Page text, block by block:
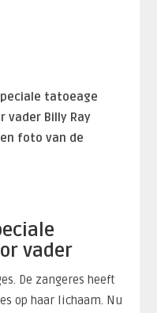
tatoeage
vader Billy Ray
foto van de
vader
De zangeres heeft
op haar lichaam. Nu